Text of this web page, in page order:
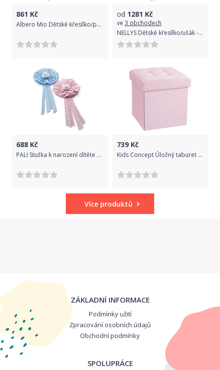
861 Kč
Albero Mio Dětské křesílko/pohovečka Nature & Love - Forest
od 1281 Kč
ve 3 obchodech
NELLYS Dětské křesílko/ušák - fialové
688 Kč
PALI Stužka k narození dítěte CICCI E COCO
739 Kč
Kids Concept Úložný taburet Pink
Více produktů
ZÁKLADNÍ INFORMACE
Podmínky užití
Zpracování osobních údajů
Obchodní podmínky
SPOLUPRÁCE